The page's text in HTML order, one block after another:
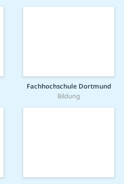
Fachhochschule Dortmund
Bildung